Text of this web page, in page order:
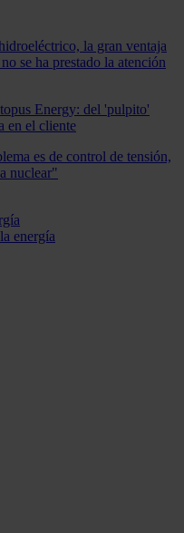
la gran ventaja
se ha prestado la atención
Energy: del 'pulpito'
en el cliente
es de control de tensión,
nuclear"